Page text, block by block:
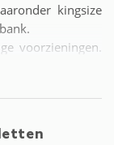
kingsize
voorzieningen.
van moderne
oven en
Engelse zenders